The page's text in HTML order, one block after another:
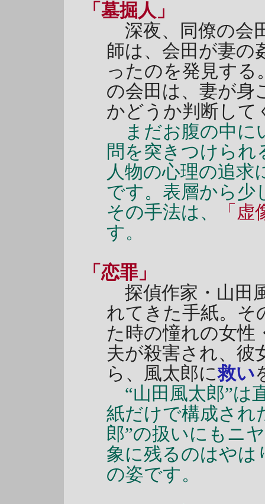
「墓掘人」
深夜、同僚の会
師は、会田が妻の
ったのを発見する
の会田は、妻が身
かどうか判断し
まだお腹の中に
問を突きつけられ
人物の心理の追
です。表層から少
その手法は、
「
す。
「恋罪」
探偵作家・山田
れてきた手紙。そ
た時の憧れの女性
夫が殺害され、彼
ら、風太郎に救い
“山田風太郎”は
紙だけで構成され
郎”の扱いにもニ
象に残るのはやは
の姿です。